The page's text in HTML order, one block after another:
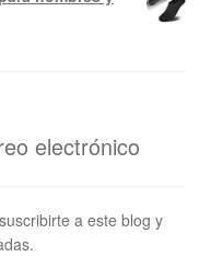
electrónico
a este blog y